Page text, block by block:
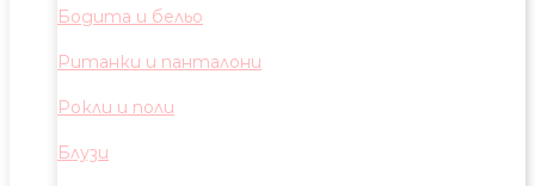
Бодита и бельо
Ританки и панталони
Рокли и поли
Блузи